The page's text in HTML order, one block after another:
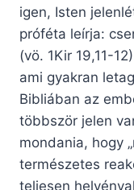
igen, Isten
próféta leírja:
(vö. 1Kir 19,11-
ami gyakran
Bibliában az
többször jelen
mondania, hogy
természetes
teljesen